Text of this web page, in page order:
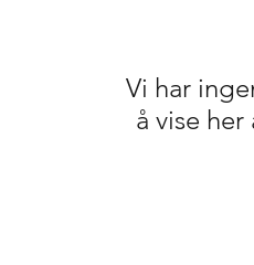
Vi har
å vise her